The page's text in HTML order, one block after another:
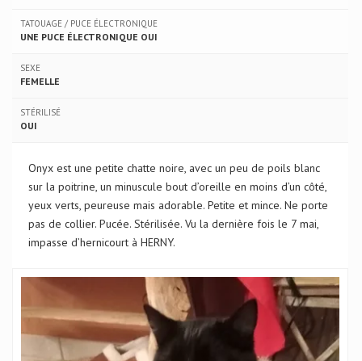
TATOUAGE / PUCE ÉLECTRONIQUE
UNE PUCE ÉLECTRONIQUE OUI
SEXE
FEMELLE
STÉRILISÉ
OUI
Onyx est une petite chatte noire, avec un peu de poils blanc
sur la poitrine, un minuscule bout d’oreille en moins d’un côté,
yeux verts, peureuse mais adorable. Petite et mince. Ne porte
pas de collier. Pucée. Stérilisée. Vu la dernière fois le 7 mai,
impasse d’hernicourt à HERNY.